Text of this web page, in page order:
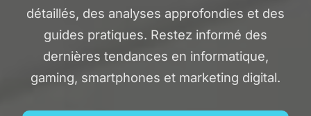
détaillés, des analyses approfondies et des
guides pratiques. Restez informé des
dernières tendances en informatique,
gaming, smartphones et marketing digital.